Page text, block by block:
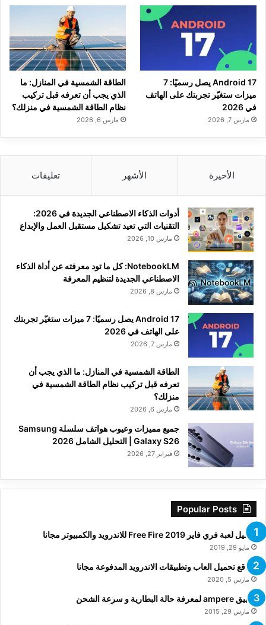
Android 17 يصل رسميًا: 7
ميزات ستغيّر تجربتك على الهاتف
في 2026
مارس 7, 2026
الطاقة الشمسية في المنازل: ما
الذي يجب أن تعرفه قبل تركيب
نظام الطاقة الشمسية في منزلك؟
مارس 6, 2026
الأخيرة الأشهر تعليقات
أدوات الذكاء الاصطناعي الجديدة في 2026:
التقنيات التي تعيد تشكيل مستقبل العمل والإبداع
مارس 10, 2026
NotebookLM: كل ما تود معرفته عن أداة الذكاء
الاصطناعي الجديدة لتنظيم المعرفة
مارس 8, 2026
Android 17 يصل رسميًا: 7 ميزات ستغيّر تجربتك
على الهاتف في 2026
مارس 7, 2026
الطاقة الشمسية في المنازل: ما الذي يجب أن
تعرفه قبل تركيب نظام الطاقة الشمسية في
منزلك؟
مارس 6, 2026
جميع مميزات وعيوب هواتف سلسلة Samsung
Galaxy S26 | التحليل الشامل 2026
فبراير 27, 2026
Popular Posts
تحميل لعبة فري فاير Free Fire 2019 للاندرويد والكمبيوتر مجانا
مايو 29, 2019
مواقع تحميل العاب وتطبيقات الاندرويد المدفوعة مجانا
مارس 5, 2020
تطبيق ampere لمعرفة حالة البطارية و سرعة الشحن
مارس 29, 2015